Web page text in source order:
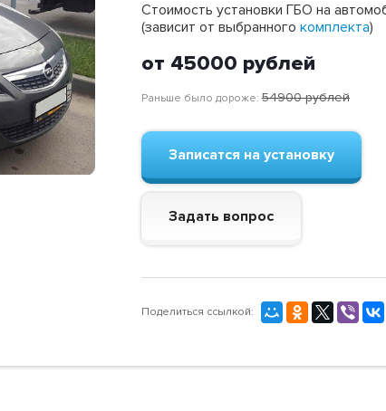
Стоимость установки ГБО на
(зависит от выбранного комплекта)
от 45000 рублей
Раньше было дороже: 54900рублей
Записатся на установку
Задать вопрос
Поделиться ссылкой: